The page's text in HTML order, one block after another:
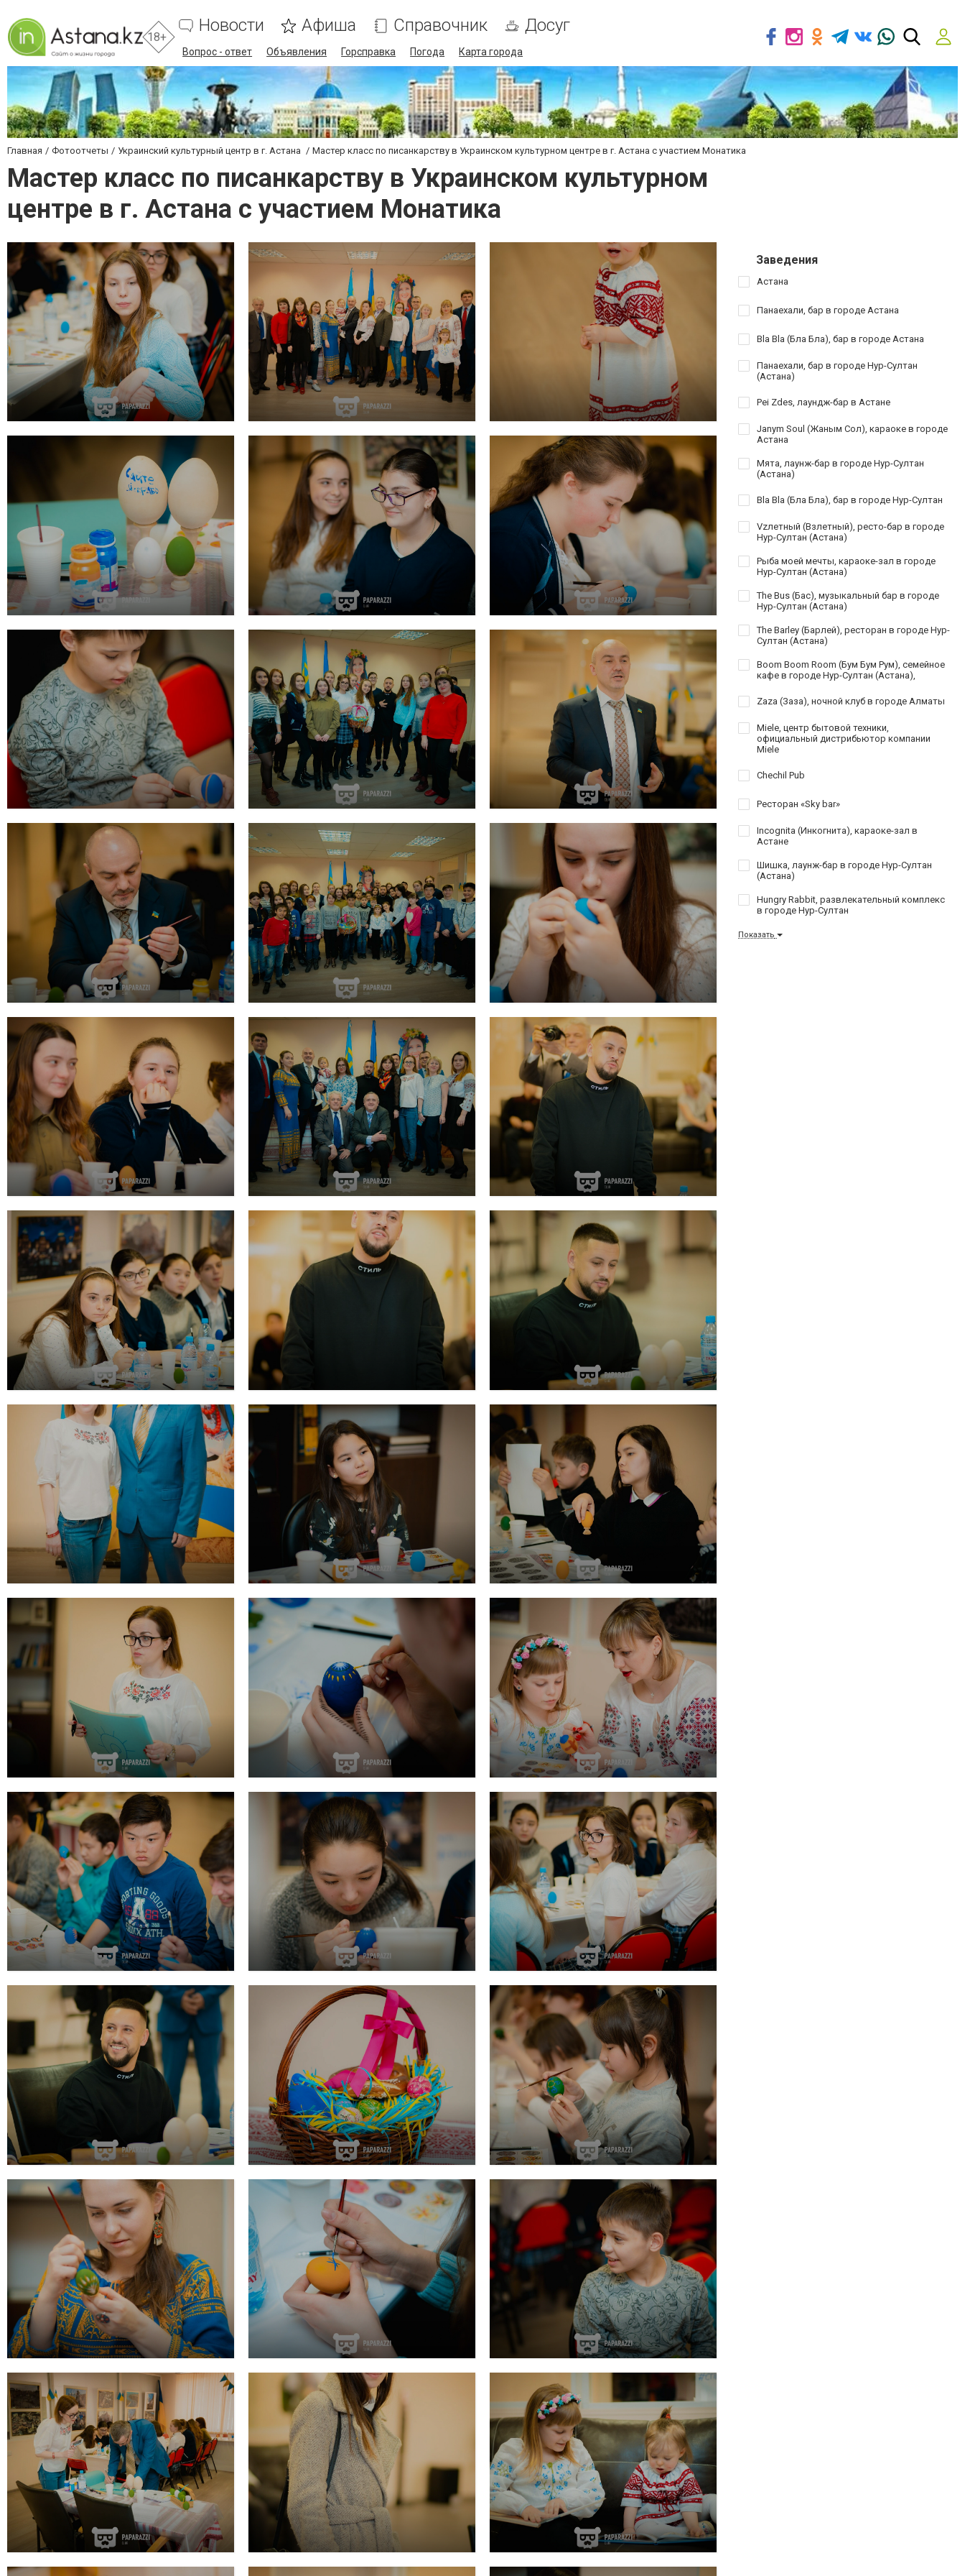
18+
Новости Афиша Справочник Досуг
Вопрос - ответ Объявления Горсправка Погода Карта города
Главная Фотоотчеты Украинский культурный центр в г. Астана Мастер класс по писанкарству в Украинском культурном центре в г. Астана с участием Монатика
Мастер класс по писанкарству в Украинском культурном
центре в г. Астана с участием Монатика
Заведения
Астана
Панаехали, бар в городе Астана
Bla Bla (Бла Бла), бар в городе Астана
Панаехали, бар в городе Нур-Султан
(Астана)
Pei Zdes, лаундж-бар в Астане
Janym Soul (Жаным Сол), караоке в городе
Астана
Мята, лаунж-бар в городе Нур-Султан
(Астана)
Bla Bla (Бла Бла), бар в городе Нур-Султан
Vzлетный (Взлетный), ресто-бар в городе
Нур-Султан (Астана)
Рыба моей мечты, караоке-зал в городе
Нур-Султан (Астана)
The Bus (Бас), музыкальный бар в городе
Нур-Султан (Астана)
The Barley (Барлей), ресторан в городе Нур-
Султан (Астана)
Boom Boom Room (Бум Бум Рум), семейное
кафе в городе Нур-Султан (Астана),
Zaza (Заза), ночной клуб в городе Алматы
Miele, центр бытовой техники,
официальный дистрибьютор компании
Miele
Chechil Pub
Ресторан «Sky bar»
Incognita (Инкогнита), караоке-зал в
Астане
Шишка, лаунж-бар в городе Нур-Султан
(Астана)
Hungry Rabbit, развлекательный комплекс
в городе Нур-Султан
Показать